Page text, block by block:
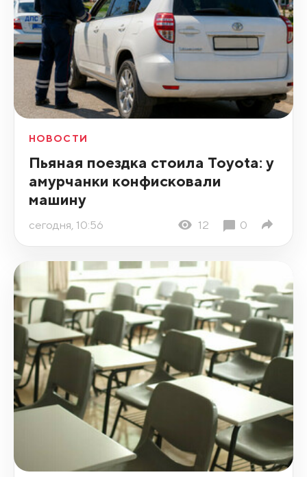
НОВОСТИ
Пьяная поездка стоила Toyota: у
амурчанки конфисковали
машину
сегодня, 10:56 12 0